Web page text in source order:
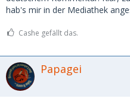
hab's mir in der Mediathek
Cashe gefällt das.
Papagei